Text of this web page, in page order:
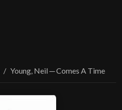
Young, Neil ─ Comes A Time